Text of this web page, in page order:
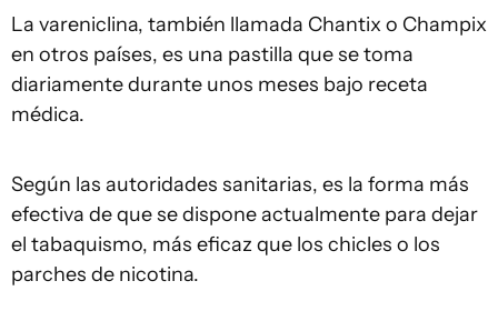
La vareniclina, también llamada Chantix o Champix
en otros países, es una pastilla que se toma
diariamente durante unos meses bajo receta
médica.
Según las autoridades sanitarias, es la forma más
efectiva de que se dispone actualmente para dejar
el tabaquismo, más eficaz que los chicles o los
parches de nicotina.